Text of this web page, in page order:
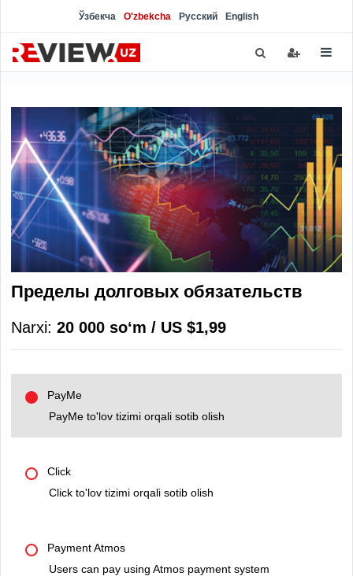
Ўзбекча O'zbekcha Русский English
Пределы долговых обязательств
Narxi: 20 000 soʻm / US $1,99
PayMe
PayMe to'lov tizimi orqali sotib olish
Click
Click to'lov tizimi orqali sotib olish
Payment Atmos
Users can pay using Atmos payment system